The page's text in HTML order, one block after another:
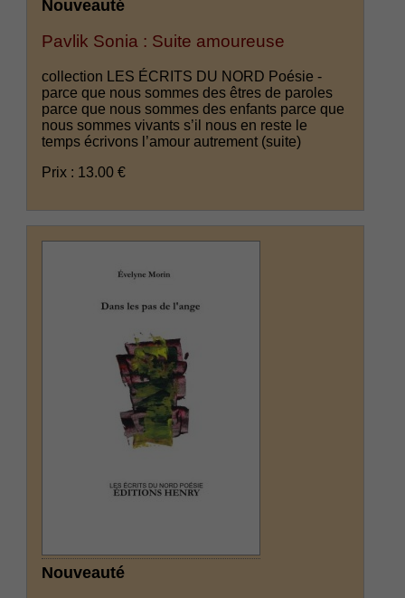
Nouveauté
Pavlik Sonia : Suite amoureuse
collection LES ÉCRITS DU NORD Poésie -
parce que nous sommes des êtres de paroles
parce que nous sommes des enfants parce que
nous sommes vivants s’il nous en reste le
temps écrivons l’amour autrement (suite)
Prix : 13.00 €
Nouveauté